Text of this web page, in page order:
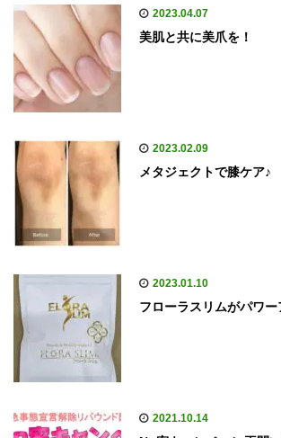
2023.04.07
美肌と共に美爪を！
2023.02.09
メタジェクトで膝ケア♪
2023.01.10
フローラスリムがパワー
2021.10.14